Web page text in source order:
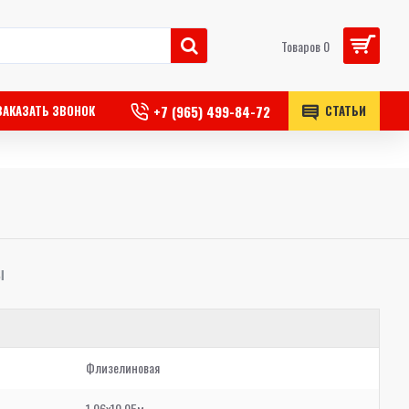
Товаров 0
ЗВОНОК +7 (965) 499-84-72 СТАТЬИ
Флизелиновая